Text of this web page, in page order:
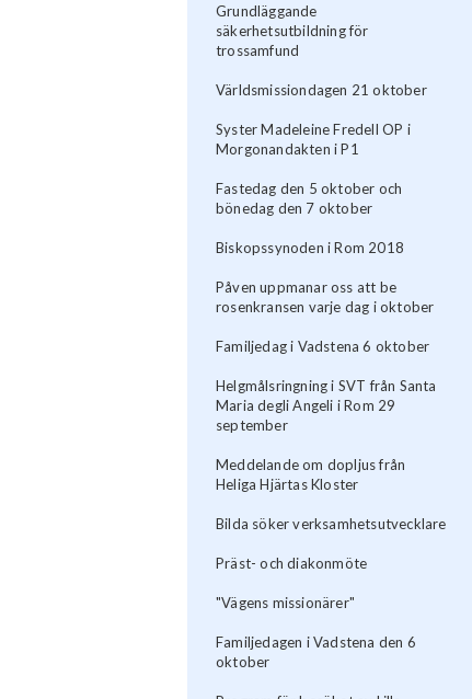
Grundläggande
säkerhetsutbildning för
trossamfund
Världsmissiondagen 21 oktober
Syster Madeleine Fredell OP i
Morgonandakten i P1
Fastedag den 5 oktober och
bönedag den 7 oktober
Biskopssynoden i Rom 2018
Påven uppmanar oss att be
rosenkransen varje dag i oktober
Familjedag i Vadstena 6 oktober
Helgmålsringning i SVT från Santa
Maria degli Angeli i Rom 29
september
Meddelande om dopljus från
Heliga Hjärtas Kloster
Bilda söker verksamhetsutvecklare
Präst- och diakonmöte
"Vägens missionärer"
Familjedagen i Vadstena den 6
oktober